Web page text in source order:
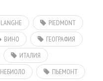
LANGHE
PIEDMONT
ВИНО
ГЕОГРАФИЯ
ИТАЛИЯ
НЕБИОЛО ПЬЕМОНТ